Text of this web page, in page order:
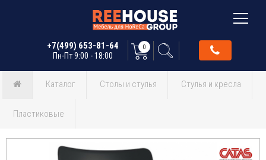
+7(499) 653-81-64
Пн-Пт 9:00 - 18:00
0
Каталог Столы и стулья Стулья и кресла
Пластиковые